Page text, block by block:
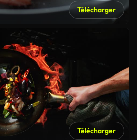
Télécharger
Télécharger